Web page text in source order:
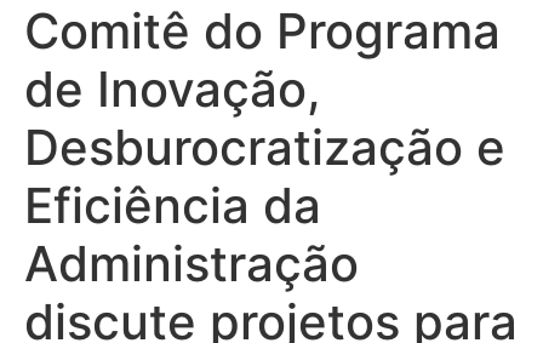
Comitê do Programa
de Inovação,
Desburocratização e
Eficiência da
Administração
discute projetos para